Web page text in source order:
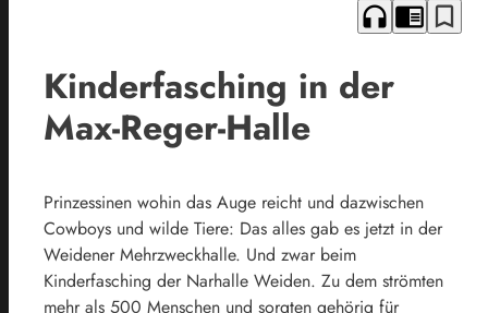
headphones chrome_reader_mode bookmark_border
Kinderfasching in der
Max-Reger-Halle
Prinzessinen wohin das Auge reicht und dazwischen
Cowboys und wilde Tiere: Das alles gab es jetzt in der
Weidener Mehrzweckhalle. Und zwar beim
Kinderfasching der Narhalle Weiden. Zu dem strömten
mehr als 500 Menschen und sorgten gehörig für